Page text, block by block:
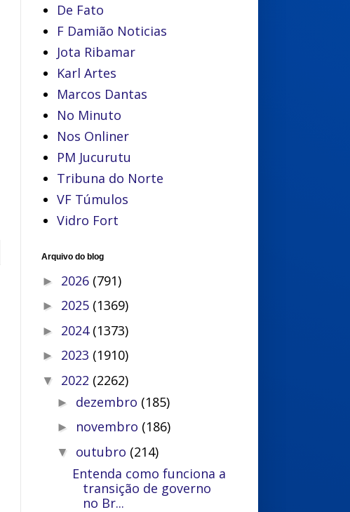
De Fato
F Damião Noticias
Jota Ribamar
Karl Artes
Marcos Dantas
No Minuto
Nos Onliner
PM Jucurutu
Tribuna do Norte
VF Túmulos
Vidro Fort
Arquivo do blog
► 2026 (791)
► 2025 (1369)
► 2024 (1373)
► 2023 (1910)
▼ 2022 (2262)
► dezembro (185)
► novembro (186)
▼ outubro (214)
Entenda como funciona a
transição de governo
no Br...